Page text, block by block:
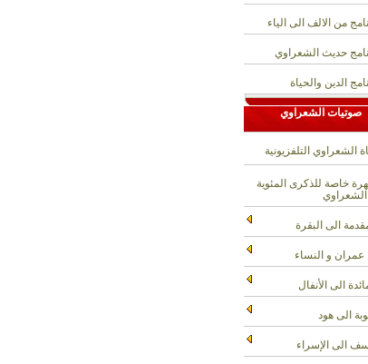
من الالف الى الياء
حديث الشعراوي
الدين والحياة
صوتيات الشعراوي
الشعراوي التلفزيونية
خاصة للذكرى المئوية
الى البقرة
و النساء
الى الأنفال
الى هود
الى الإسراء